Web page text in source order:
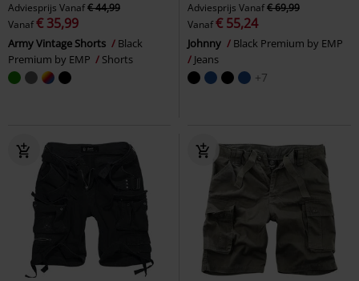
Adviesprijs Vanaf€ 44,99
Vanaf€ 35,99
Army Vintage Shorts
Black
Premium by EMP
Shorts
Adviesprijs Vanaf€ 69,99
Vanaf€ 55,24
Johnny
Black Premium by EMP
Jeans
+7